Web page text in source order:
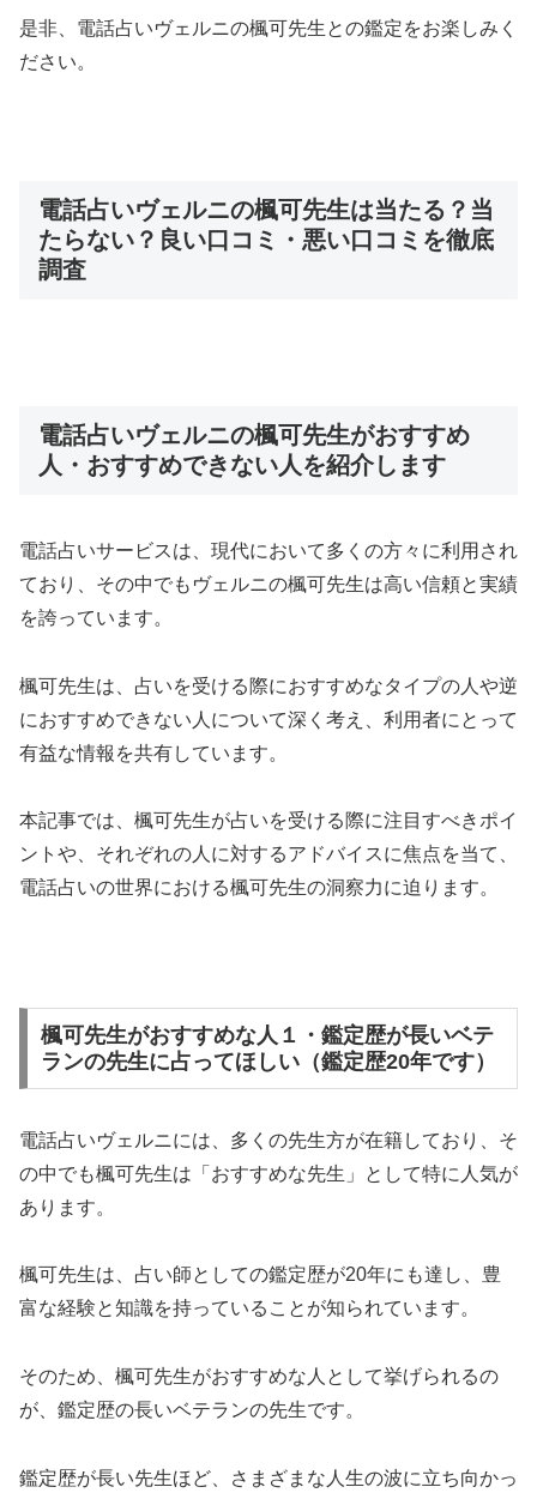
是非、電話占いヴェルニの楓可先生との鑑定をお楽しみく
ださい。
電話占いヴェルニの楓可先生は当たる？当
たらない？良い口コミ・悪い口コミを徹底
調査
電話占いヴェルニの楓可先生がおすすめ
人・おすすめできない人を紹介します
電話占いサービスは、現代において多くの方々に利用され
ており、その中でもヴェルニの楓可先生は高い信頼と実績
を誇っています。
楓可先生は、占いを受ける際におすすめなタイプの人や逆
におすすめできない人について深く考え、利用者にとって
有益な情報を共有しています。
本記事では、楓可先生が占いを受ける際に注目すべきポイ
ントや、それぞれの人に対するアドバイスに焦点を当て、
電話占いの世界における楓可先生の洞察力に迫ります。
楓可先生がおすすめな人１・鑑定歴が長いベテ
ランの先生に占ってほしい（鑑定歴20年です）
電話占いヴェルニには、多くの先生方が在籍しており、そ
の中でも楓可先生は「おすすめな先生」として特に人気が
あります。
楓可先生は、占い師としての鑑定歴が20年にも達し、豊
富な経験と知識を持っていることが知られています。
そのため、楓可先生がおすすめな人として挙げられるの
が、鑑定歴の長いベテランの先生です。
鑑定歴が長い先生ほど、さまざまな人生の波に立ち向かっ